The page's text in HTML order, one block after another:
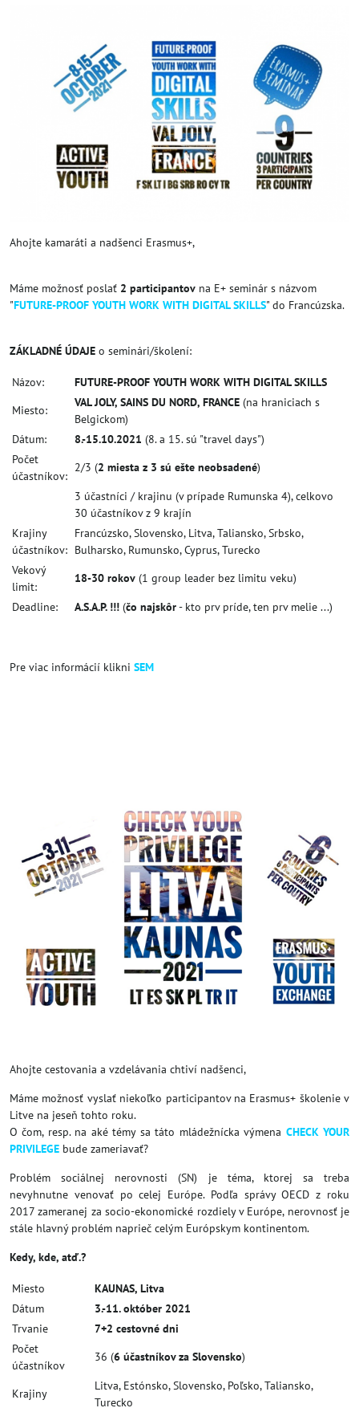
Ahojte kamaráti a nadšenci Erasmus+,
Máme možnosť poslať 2 participantov na E+ seminár s názvom
"FUTURE-PROOF YOUTH WORK WITH DIGITAL SKILLS" do Francúzska.
ZÁKLADNÉ ÚDAJE o seminári/školení:
Názov:
FUTURE-PROOF YOUTH WORK WITH DIGITAL SKILLS
Miesto:
VAL JOLY, SAINS DU NORD, FRANCE (na hraniciach s
Belgickom)
Dátum:
8.-15.10.2021 (8. a 15. sú "travel days")
Počet
účastníkov:
2/3 (2 miesta z 3 sú ešte neobsadené)
3 účastníci / krajinu (v prípade Rumunska 4), celkovo
30 účastníkov z 9 krajín
Krajiny
účastníkov:
Francúzsko, Slovensko, Litva, Taliansko, Srbsko,
Bulharsko, Rumunsko, Cyprus, Turecko
Vekový
limit:
18-30 rokov (1 group leader bez limitu veku)
Deadline:
A.S.A.P. !!! (čo najskôr- kto prv príde, ten prv melie ...)
Pre viac informácií klikni SEM
Ahojte cestovania a vzdelávania chtiví nadšenci,
Máme možnosť vyslať niekoľko participantov na Erasmus+ školenie v
Litve na jeseň tohto roku.
O čom, resp. na aké témy sa táto mládežnícka výmena CHECK YOUR
PRIVILEGE bude zameriavať?
Problém sociálnej nerovnosti (SN) je téma, ktorej sa treba
nevyhnutne venovať po celej Európe. Podľa správy OECD z roku
2017 zameranej za socio-ekonomické rozdiely v Európe, nerovnosť je
stále hlavný problém naprieč celým Európskym kontinentom.
Kedy, kde, atď.?
Miesto
KAUNAS, Litva
Dátum
3.-11. október 2021
Trvanie
7+2 cestovné dni
Počet
účastníkov
36 (6 účastníkov za Slovensko)
Krajiny
Litva, Estónsko, Slovensko, Poľsko, Taliansko,
Turecko